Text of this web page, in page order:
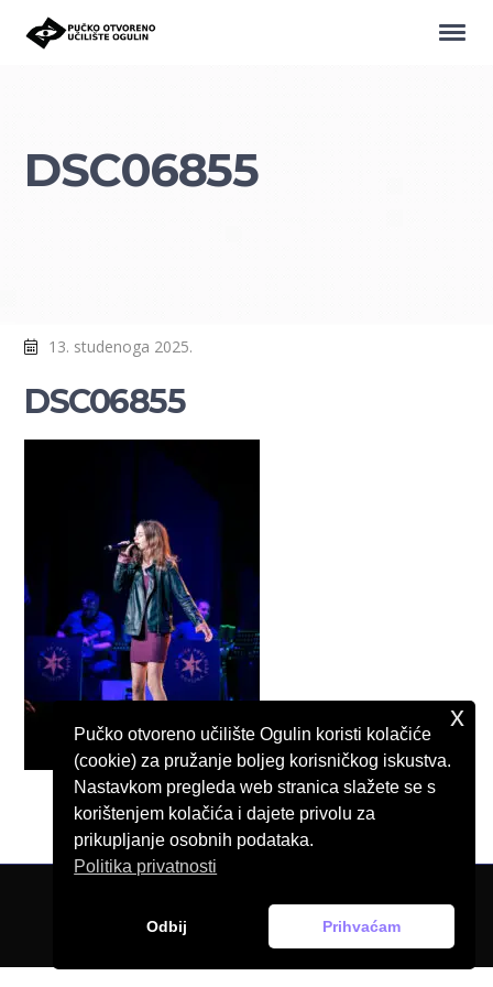
DSC06855
13. studenoga 2025.
DSC06855
© Pučko otvoreno učilište Ogulin, 2026.
Pučko otvoreno učilište Ogulin koristi kolačiće
(cookie) za pružanje boljeg korisničkog iskustva.
Nastavkom pregleda web stranica slažete se s
korištenjem kolačića i dajete privolu za
prikupljanje osobnih podataka.
Politika privatnosti
Odbij Prihvaćam
x